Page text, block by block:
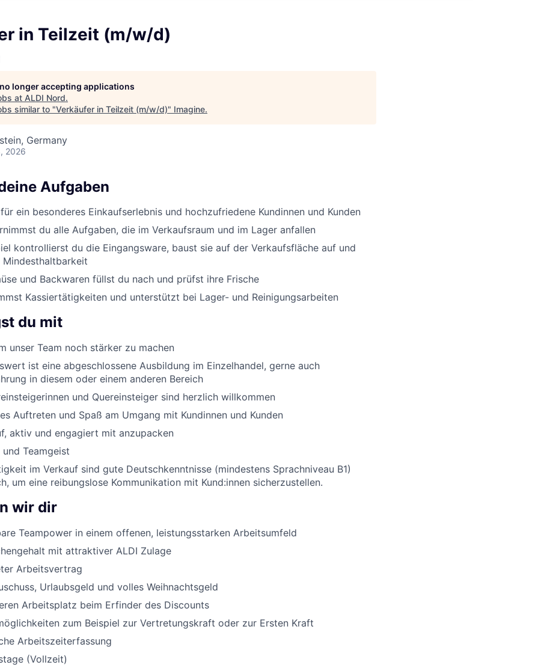
in Teilzeit (m/w/d)
longer accepting applications
at ALDI Nord.
similar to "Verkäufer in Teilzeit (m/w/d)" Imagine.
Germany
2026
Aufgaben
ein besonderes Einkaufserlebnis und hochzufriedene Kundinnen und Kunden
du alle Aufgaben, die im Verkaufsraum und im Lager anfallen
kontrollierst du die Eingangsware, baust sie auf der Verkaufsfläche auf und
und Backwaren füllst du nach und prüfst ihre Frische
Kassiertätigkeiten und unterstützt bei Lager- und Reinigungsarbeiten
du mit
unser Team noch stärker zu machen
ist eine abgeschlossene Ausbildung im Einzelhandel, gerne auch
in diesem oder einem anderen Bereich
und Quereinsteiger sind herzlich willkommen
Auftreten und Spaß am Umgang mit Kundinnen und Kunden
aktiv und engagiert mit anzupacken
Teamgeist
im Verkauf sind gute Deutschkenntnisse (mindestens Sprachniveau B1)
um eine reibungslose Kommunikation mit Kund:innen sicherzustellen.
wir dir
Teampower in einem offenen, leistungsstarken Arbeitsumfeld
mit attraktiver ALDI Zulage
Arbeitsvertrag
Urlaubsgeld und volles Weihnachtsgeld
Arbeitsplatz beim Erfinder des Discounts
zum Beispiel zur Vertretungskraft oder zur Ersten Kraft
Arbeitszeiterfassung
(Vollzeit)